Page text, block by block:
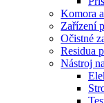
Komora
Zařízení
Očistné
Residua
Nástroj